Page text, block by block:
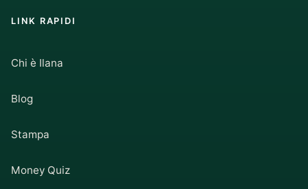
LINK RAPIDI
Chi è Ilana
Blog
Stampa
Money Quiz